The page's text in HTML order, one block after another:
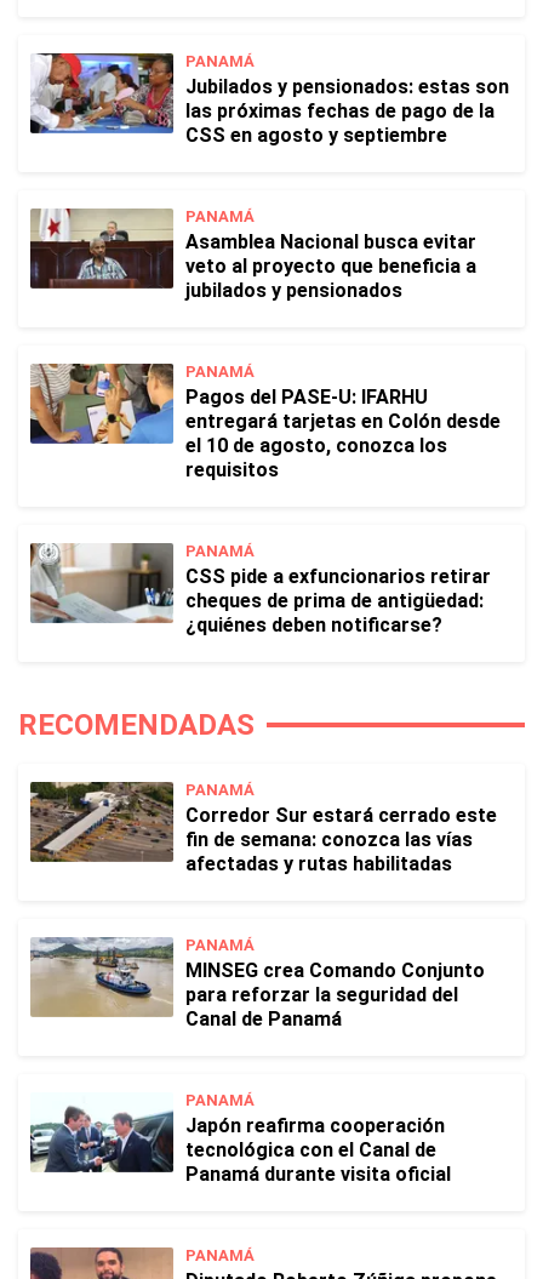
PANAMÁ
Jubilados y pensionados: estas son
las próximas fechas de pago de la
CSS en agosto y septiembre
PANAMÁ
Asamblea Nacional busca evitar
veto al proyecto que beneficia a
jubilados y pensionados
PANAMÁ
Pagos del PASE-U: IFARHU
entregará tarjetas en Colón desde
el 10 de agosto, conozca los
requisitos
PANAMÁ
CSS pide a exfuncionarios retirar
cheques de prima de antigüedad:
¿quiénes deben notificarse?
RECOMENDADAS
PANAMÁ
Corredor Sur estará cerrado este
fin de semana: conozca las vías
afectadas y rutas habilitadas
PANAMÁ
MINSEG crea Comando Conjunto
para reforzar la seguridad del
Canal de Panamá
PANAMÁ
Japón reafirma cooperación
tecnológica con el Canal de
Panamá durante visita oficial
PANAMÁ